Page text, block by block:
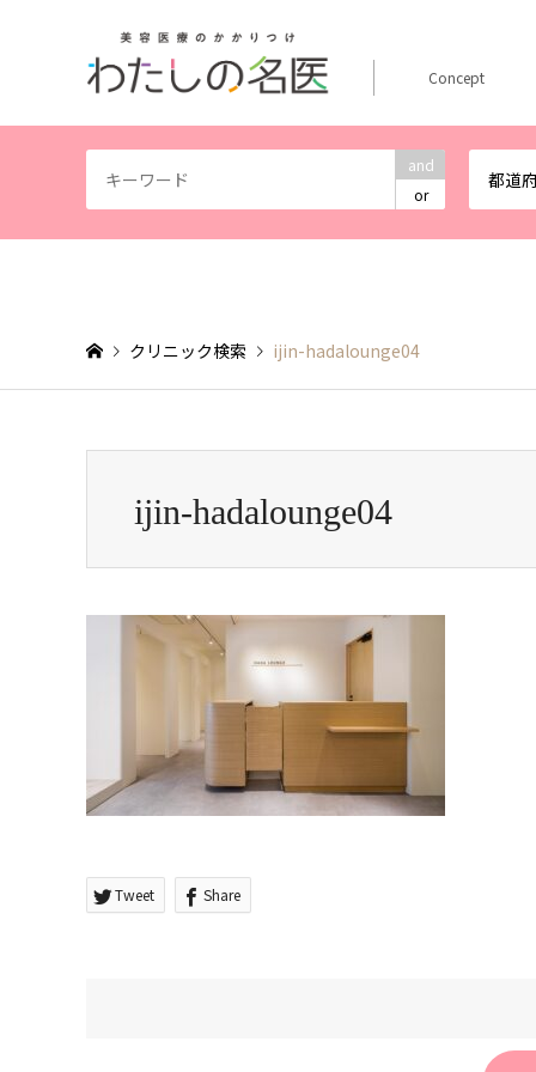
and
or
都道
Concept
クリニック検索 ijin-hadalounge04
ijin-hadalounge04
Tweet Share